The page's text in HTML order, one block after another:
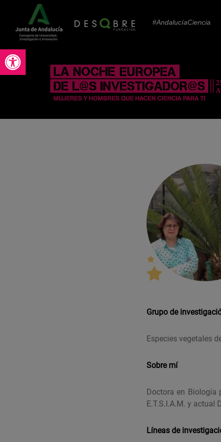
Abrir barra de herramientas
#AndalucíaCiencia
Grupo de
Especies vegetales
Sobre mí
Doctora en Biología
E.T.S.I.A.M. y actual
Líneas de